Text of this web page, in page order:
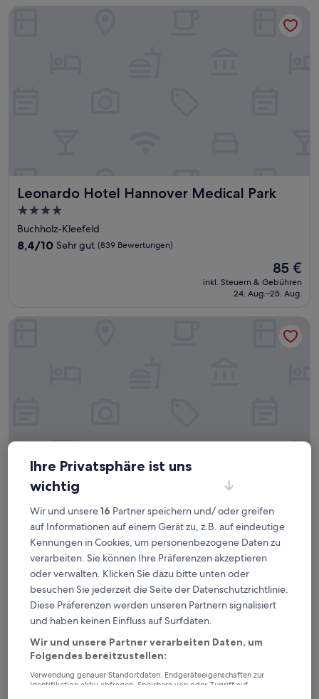
Leonardo Hotel Hannover Medical Park
Leonardo Hotel Hannover Medical Park
4.0-
Sterne-
Unterkunft
Buchholz-Kleefeld
8.4
Bewertungen)
8,4/10 Sehr gut (839 Bewertungen)
Der
Preis
beträgt
85 €
inkl. Steuern & Gebühren
24. Aug.–25. Aug.
DoubleTree by Hilton Hannover
Schweizerhof
4.5-
Sterne-
Unterkunft
Mitte, 4,2 km von Buchholz-Kleefeld entfernt
von
Wunderbar,
(971
9,0/10 Wunderbar (971 Bewertungen)
Der
Preis
111 €
inkl. Steuern & Gebühren
DoubleTree by Hilton Hannover Schweizerhof
Novotel Suites Hannover
Ihre Privatsphäre ist uns
wichtig
Wir und unsere16 Partner speichern und/ oder greifen
auf Informationen auf einem Gerät zu, z.B. auf eindeutige
Kennungen in Cookies, um personenbezogene Daten zu
verarbeiten. Sie können Ihre Präferenzen akzeptieren
oder verwalten. Klicken Sie dazu bitte unten oder
besuchen Sie jederzeit die Seite der Datenschutzrichtlinie.
Diese Präferenzen werden unseren Partnern signalisiert
und haben keinen Einfluss auf Surfdaten.
Wir und unsere Partner verarbeiten Daten, um
Folgendes bereitzustellen:
Verwendung genauer Standortdaten. Endgeräteeigenschaften zur
Identifikation aktiv abfragen. Speichern von oder Zugriff auf